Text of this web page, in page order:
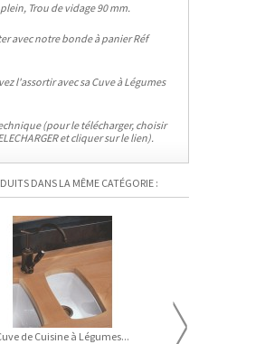
Trou de vidage 90 mm.
avec notre bonde à panierRéf
l'assortir avec sa Cuve à Légumes
(pour le télécharger, choisir
et cliquer sur le lien).
DANS LA MÊME CATÉGORIE :
de Cuisine à Légumes...